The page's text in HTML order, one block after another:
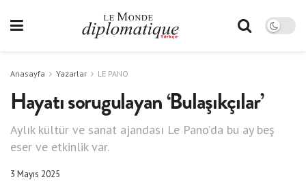
Anasayfa Yazarlar LE PANO
Hayatı sorugulayan ‘Bulaşıkçılar’
Aylık kültür ve sanat ajandası Le Pano’da bu ay beş
eser ve etkinlik var.
3 Mayıs 2025